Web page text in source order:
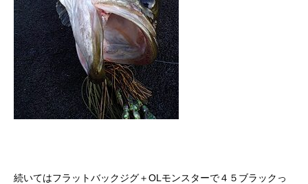
続いてはフラットバックジグ＋OLモンスターで４５ブラックっ